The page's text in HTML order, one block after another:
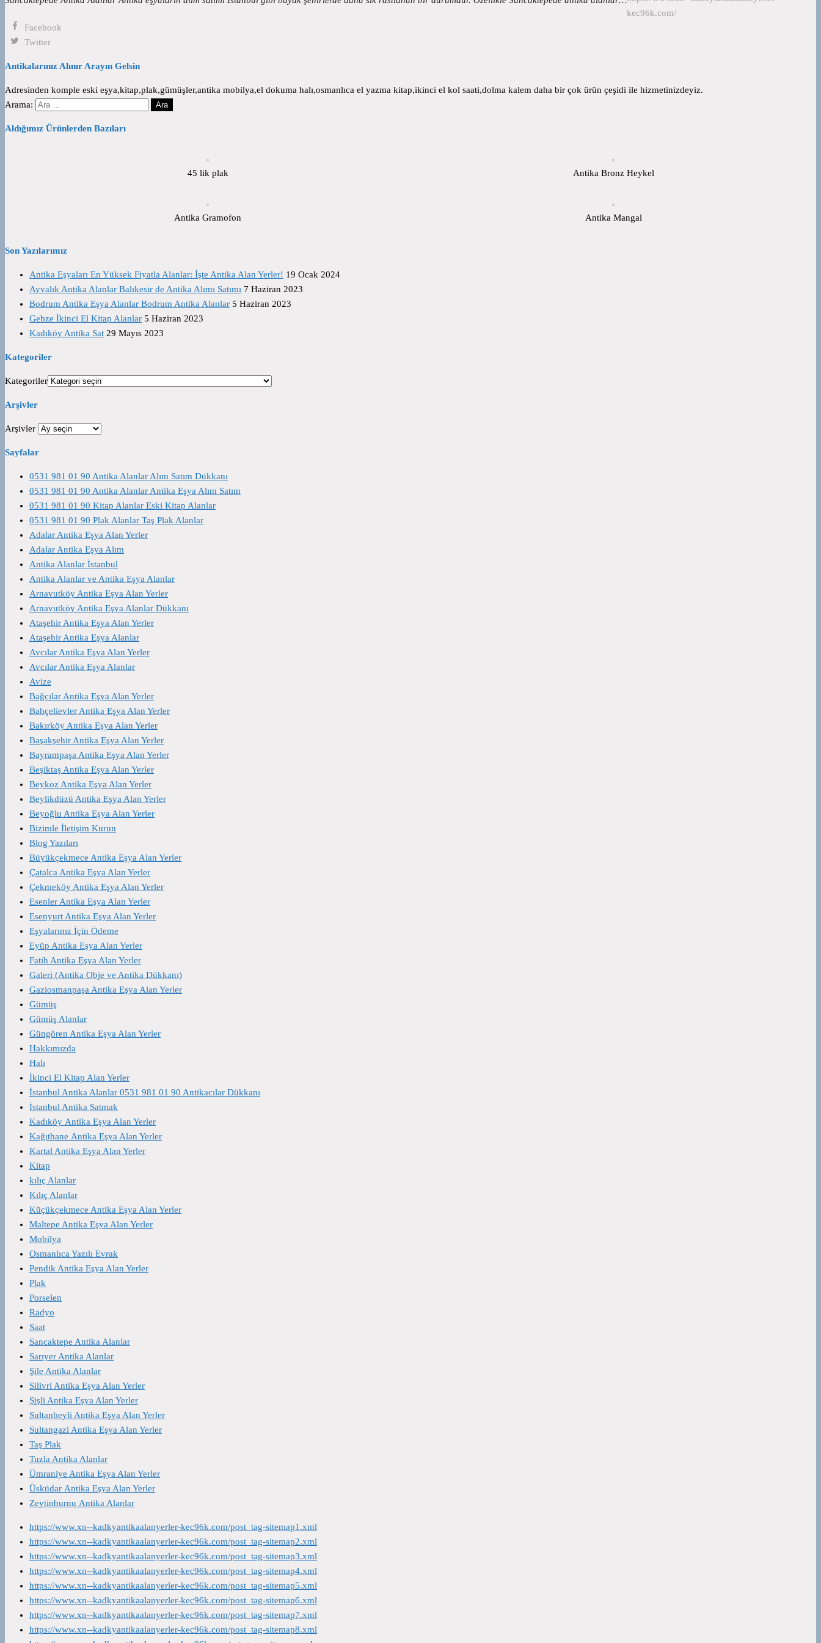
kec96k.com/
Facebook
Twitter
Antikalarınız Alınır Arayın Gelsin
Adresinden komple eski eşya,kitap,plak,gümüşler,antika mobilya,el dokuma halı,osmanlıca el yazma kitap,ikinci el kol saati,dolma kalem daha bir çok ürün çeşidi ile hizmetinizdeyiz.
Arama:
Aldığımız Ürünlerden Bazıları
45 lik plak Antika Bronz Heykel
Antika Gramofon Antika Mangal
Son Yazılarımız
Antika Eşyaları En Yüksek Fiyatla Alanlar: İşte Antika Alan Yerler! 19 Ocak 2024
Ayvalık Antika Alanlar Balıkesir de Antika Alımı Satımı 7 Haziran 2023
Bodrum Antika Eşya Alanlar Bodrum Antika Alanlar 5 Haziran 2023
Gebze İkinci El Kitap Alanlar 5 Haziran 2023
Kadıköy Antika Sat 29 Mayıs 2023
Kategoriler
Kategoriler
Arşivler
Arşivler
Sayfalar
0531 981 01 90 Antika Alanlar Alım Satım Dükkanı
0531 981 01 90 Antika Alanlar Antika Eşya Alım Satım
0531 981 01 90 Kitap Alanlar Eski Kitap Alanlar
0531 981 01 90 Plak Alanlar Taş Plak Alanlar
Adalar Antika Eşya Alan Yerler
Adalar Antika Eşya Alım
Antika Alanlar İstanbul
Antika Alanlar ve Antika Eşya Alanlar
Arnavutköy Antika Eşya Alan Yerler
Arnavutköy Antika Eşya Alanlar Dükkanı
Ataşehir Antika Eşya Alan Yerler
Ataşehir Antika Eşya Alanlar
Avcılar Antika Eşya Alan Yerler
Avcılar Antika Eşya Alanlar
Avize
Bağcılar Antika Eşya Alan Yerler
Bahçelievler Antika Eşya Alan Yerler
Bakırköy Antika Eşya Alan Yerler
Başakşehir Antika Eşya Alan Yerler
Bayrampaşa Antika Eşya Alan Yerler
Beşiktaş Antika Eşya Alan Yerler
Beykoz Antika Eşya Alan Yerler
Beylikdüzü Antika Eşya Alan Yerler
Beyoğlu Antika Eşya Alan Yerler
Bizimle İletişim Kurun
Blog Yazıları
Büyükçekmece Antika Eşya Alan Yerler
Çatalca Antika Eşya Alan Yerler
Çekmeköy Antika Eşya Alan Yerler
Esenler Antika Eşya Alan Yerler
Esenyurt Antika Eşya Alan Yerler
Eşyalarınız İçin Ödeme
Eyüp Antika Eşya Alan Yerler
Fatih Antika Eşya Alan Yerler
Galeri (Antika Obje ve Antika Dükkanı)
Gaziosmanpaşa Antika Eşya Alan Yerler
Gümüş
Gümüş Alanlar
Güngören Antika Eşya Alan Yerler
Hakkımızda
Halı
İkinci El Kitap Alan Yerler
İstanbul Antika Alanlar 0531 981 01 90 Antikacılar Dükkanı
İstanbul Antika Satmak
Kadıköy Antika Eşya Alan Yerler
Kağıthane Antika Eşya Alan Yerler
Kartal Antika Eşya Alan Yerler
Kitap
kılıç Alanlar
Kılıç Alanlar
Küçükçekmece Antika Eşya Alan Yerler
Maltepe Antika Eşya Alan Yerler
Mobilya
Osmanlıca Yazılı Evrak
Pendik Antika Eşya Alan Yerler
Plak
Porselen
Radyo
Saat
Sancaktepe Antika Alanlar
Sarıyer Antika Alanlar
Şile Antika Alanlar
Silivri Antika Eşya Alan Yerler
Şişli Antika Eşya Alan Yerler
Sultanbeyli Antika Eşya Alan Yerler
Sultangazi Antika Eşya Alan Yerler
Taş Plak
Tuzla Antika Alanlar
Ümraniye Antika Eşya Alan Yerler
Üsküdar Antika Eşya Alan Yerler
Zeytinburnu Antika Alanlar
https://www.xn--kadkyantikaalanyerler-kec96k.com/post_tag-sitemap1.xml
https://www.xn--kadkyantikaalanyerler-kec96k.com/post_tag-sitemap2.xml
https://www.xn--kadkyantikaalanyerler-kec96k.com/post_tag-sitemap3.xml
https://www.xn--kadkyantikaalanyerler-kec96k.com/post_tag-sitemap4.xml
https://www.xn--kadkyantikaalanyerler-kec96k.com/post_tag-sitemap5.xml
https://www.xn--kadkyantikaalanyerler-kec96k.com/post_tag-sitemap6.xml
https://www.xn--kadkyantikaalanyerler-kec96k.com/post_tag-sitemap7.xml
https://www.xn--kadkyantikaalanyerler-kec96k.com/post_tag-sitemap8.xml